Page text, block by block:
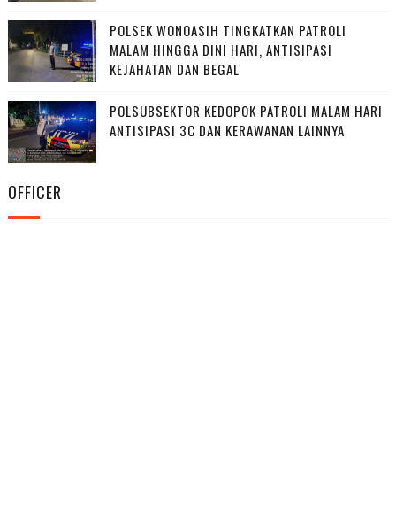
POLSEK WONOASIH TINGKATKAN PATROLI
MALAM HINGGA DINI HARI, ANTISIPASI
KEJAHATAN DAN BEGAL
POLSUBSEKTOR KEDOPOK PATROLI MALAM HARI
ANTISIPASI 3C DAN KERAWANAN LAINNYA
OFFICER